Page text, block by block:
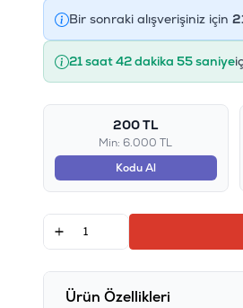
Bir sonraki alışverişiniz için
21 saat 42 dakika 54 saniye
200 TL
Min: 6.000 TL
Kodu Al
Ürün Özellikleri